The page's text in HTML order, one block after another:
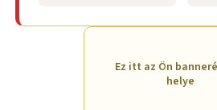
Ez itt az Ön
helye